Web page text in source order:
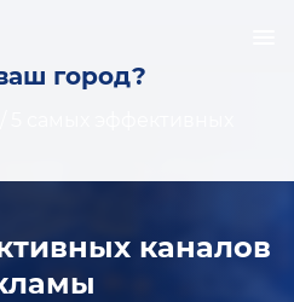
город?
каналов